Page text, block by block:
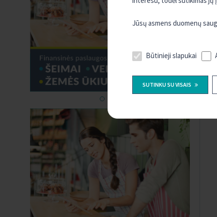
Jūsų asmens duomenų
Būtinieji slapukai
SUTINKU SU VISAIS